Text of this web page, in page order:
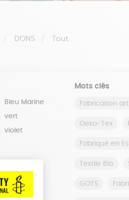
DONS Tout
Bleu Marine
vert
violet
Mots clés
Fabrication
Oeko-Tex
Fabriqué en
Textile Bio
GOTS